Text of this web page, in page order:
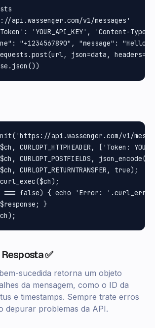
v1/messages'
'YOUR_API_KEY', 'Content-
"+1234567890", "message": "Hello
json=data,
api.wassenger.com/v1/
CURLOPT_HTTPHEADER, ['Token:
CURLOPT_POSTFIELDS,
CURLOPT_RETURNTRANSFER, true);
=== false) { echo 'Error:
}
✅
sucedida retorna um objeto
da mensagem, como o ID da
e timestamps. Sempre trate erros
depurar problemas da API.